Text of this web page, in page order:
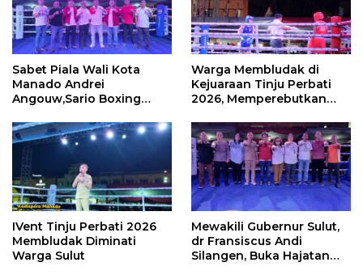
Sabet Piala Wali Kota
Manado Andrei
Angouw,Sario Boxing
Perbati 2026
Warga Membludak di
Kejuaraan Tinju Perbati
2026, Memperebutkan
IVent Tinju Perbati 2026
Membludak Diminati
Warga Sulut
Mewakili Gubernur Sulut,
dr Fransiscus Andi
Silangen, Buka Hajatan